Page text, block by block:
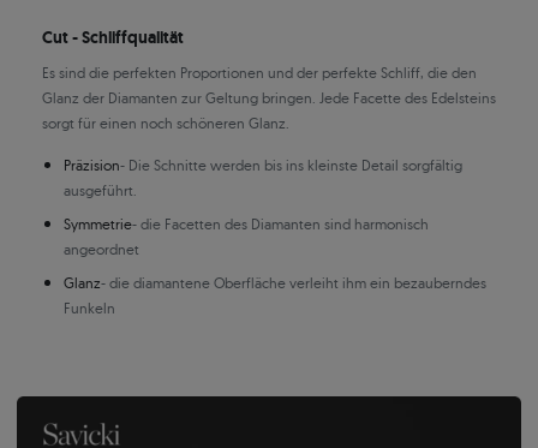
Cut - Schliffqualität
Es sind die perfekten Proportionen und der perfekte Schliff, die den
Glanz der Diamanten zur Geltung bringen. Jede Facette des Edelsteins
sorgt für einen noch schöneren Glanz.
Präzision- Die Schnitte werden bis ins kleinste Detail sorgfältig
ausgeführt.
Symmetrie- die Facetten des Diamanten sind harmonisch
angeordnet
Glanz- die diamantene Oberfläche verleiht ihm ein bezauberndes
Funkeln